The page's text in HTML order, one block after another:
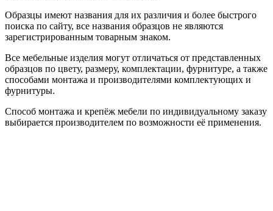
Образцы имеют названия для их различия и более быстрого
поиска по сайту, все названия образцов не являются
зарегистрированным товарным знаком.
Все мебельные изделия могут отличаться от представленных
образцов по цвету, размеру, комплектации, фурнитуре, а также
способами монтажа и производителями комплектующих и
фурнитуры.
Способ монтажа и крепёж мебели по индивидуальному заказу
выбирается производителем по возможности её применения.